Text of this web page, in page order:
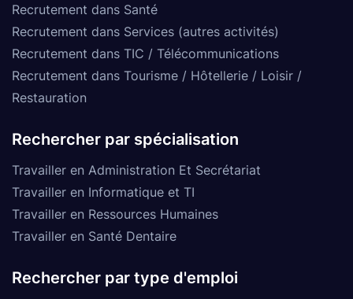
Recrutement dans Santé
Recrutement dans Services (autres activités)
Recrutement dans TIC / Télécommunications
Recrutement dans Tourisme / Hôtellerie / Loisir /
Restauration
Rechercher par spécialisation
Travailler en Administration Et Secrétariat
Travailler en Informatique et TI
Travailler en Ressources Humaines
Travailler en Santé Dentaire
Rechercher par type d'emploi